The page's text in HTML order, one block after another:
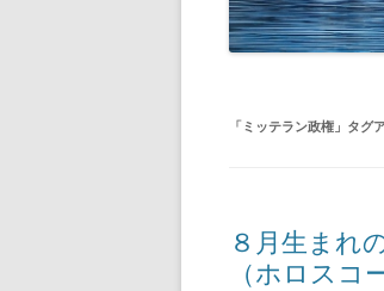
「ミッテラン政権 」タグ
８月生まれ
（ホロスコ